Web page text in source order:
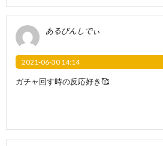
あるびんしでぃ
2021-06-30 14:14
ガチャ回す時の反応好き🥰